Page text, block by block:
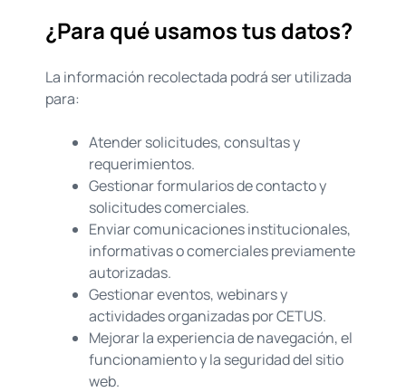
¿Para qué usamos tus datos?
La información recolectada podrá ser utilizada
para:
Atender solicitudes, consultas y
requerimientos.
Gestionar formularios de contacto y
solicitudes comerciales.
Enviar comunicaciones institucionales,
informativas o comerciales previamente
autorizadas.
Gestionar eventos, webinars y
actividades organizadas por CETUS.
Mejorar la experiencia de navegación, el
funcionamiento y la seguridad del sitio
web.